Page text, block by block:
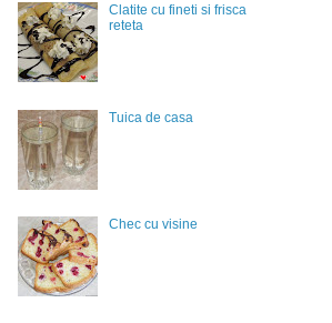
Clatite cu fineti si frisca
reteta
Tuica de casa
Chec cu visine